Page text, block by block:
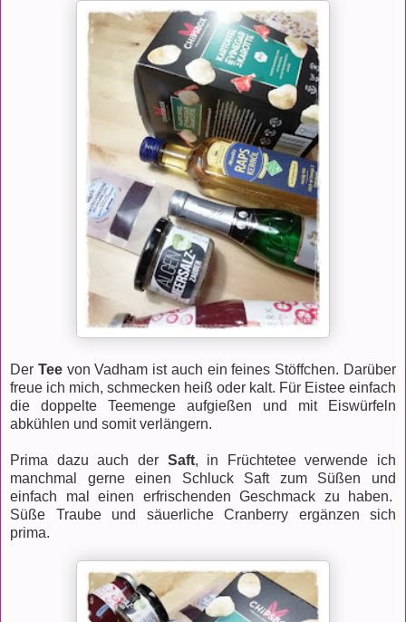
Der Tee von Vadham ist auch ein feines Stöffchen. Darüber
freue ich mich, schmecken heiß oder kalt. Für Eistee einfach
die doppelte Teemenge aufgießen und mit Eiswürfeln
abkühlen und somit verlängern.
Prima dazu auch der Saft, in Früchtetee verwende ich
manchmal gerne einen Schluck Saft zum Süßen und
einfach mal einen erfrischenden Geschmack zu haben.
Süße Traube und säuerliche Cranberry ergänzen sich
prima.